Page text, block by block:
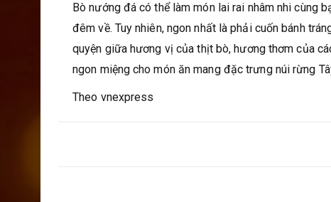
Bò nướng đá có thể làm món lai rai nhâm nhi cùng
đêm về. Tuy nhiên, ngon nhất là phải cuốn bánh
quyện giữa hương vị của thịt bò, hương thơm của
ngon miệng cho món ăn mang đặc trưng núi rừng
Theo vnexpress